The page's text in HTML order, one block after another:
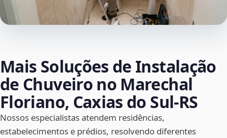
Mais Soluções de Instalação
de Chuveiro no Marechal
Floriano, Caxias do Sul‑RS
Nossos especialistas atendem residências,
estabelecimentos e prédios, resolvendo diferentes